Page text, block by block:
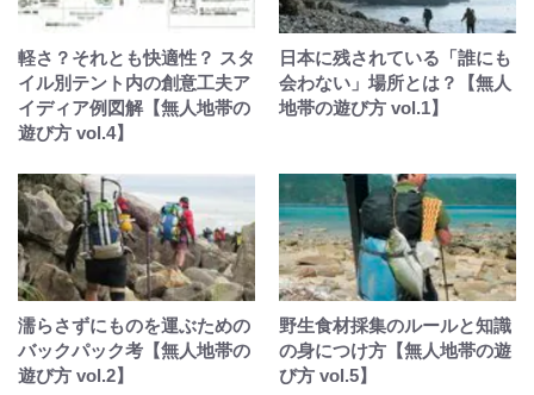
軽さ？それとも快適性？ スタ
イル別テント内の創意工夫ア
イディア例図解【無人地帯の
遊び方 vol.4】
日本に残されている「誰にも
会わない」場所とは？【無人
地帯の遊び方 vol.1】
濡らさずにものを運ぶための
バックパック考【無人地帯の
遊び方 vol.2】
野生食材採集のルールと知識
の身につけ方【無人地帯の遊
び方 vol.5】